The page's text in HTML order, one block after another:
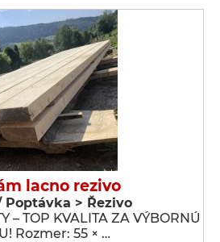
lacno rezivo
Poptávka > Řezivo
– TOP KVALITA ZA VÝBORNÚ
Rozmer: 55 × …